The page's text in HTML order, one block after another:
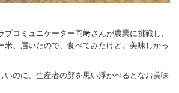
コミュニケーター岡﨑さんが農業に挑戦し、
米、届いたので、食べてみたけど、美味しかっ
いのに、生産者の顔を思い浮かべるとなお美味